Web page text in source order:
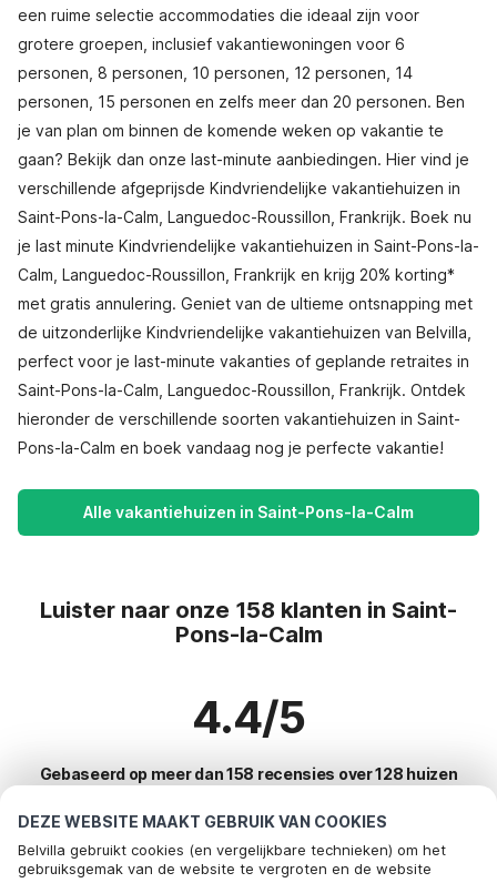
DEZE WEBSITE MAAKT GEBRUIK VAN COOKIES
Belvilla gebruikt cookies (en vergelijkbare technieken) om het
gebruiksgemak van de website te vergroten en de website
een ruime selectie accommodaties die ideaal zijn voor
grotere groepen, inclusief vakantiewoningen voor 6
personen, 8 personen, 10 personen, 12 personen, 14
personen, 15 personen en zelfs meer dan 20 personen. Ben
je van plan om binnen de komende weken op vakantie te
gaan? Bekijk dan onze last-minute aanbiedingen. Hier vind je
verschillende afgeprijsde Kindvriendelijke vakantiehuizen in
Saint-Pons-la-Calm, Languedoc-Roussillon, Frankrijk. Boek nu
je last minute Kindvriendelijke vakantiehuizen in Saint-Pons-la-
Calm, Languedoc-Roussillon, Frankrijk en krijg 20% korting*
met gratis annulering. Geniet van de ultieme ontsnapping met
de uitzonderlijke Kindvriendelijke vakantiehuizen van Belvilla,
perfect voor je last-minute vakanties of geplande retraites in
Saint-Pons-la-Calm, Languedoc-Roussillon, Frankrijk. Ontdek
hieronder de verschillende soorten vakantiehuizen in Saint-
Pons-la-Calm en boek vandaag nog je perfecte vakantie!
Alle vakantiehuizen in Saint-Pons-la-Calm
Luister naar onze 158 klanten in Saint-
Pons-la-Calm
4.4/5
Gebaseerd op meer dan 158 recensies over 128 huizen
Meest populaire bestemmingen voor